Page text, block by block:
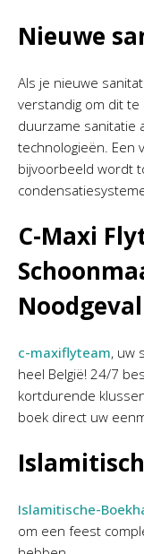
Nieuwe
Als je nieuwe
verstandig om dit te
duurzame sanitatie
technologieën. Een
bijvoorbeeld wordt
C-Maxi
c-maxiflyteam, uw
heel België! 24/7
kortdurende
boek direct uw
Islamitische-
om een feest